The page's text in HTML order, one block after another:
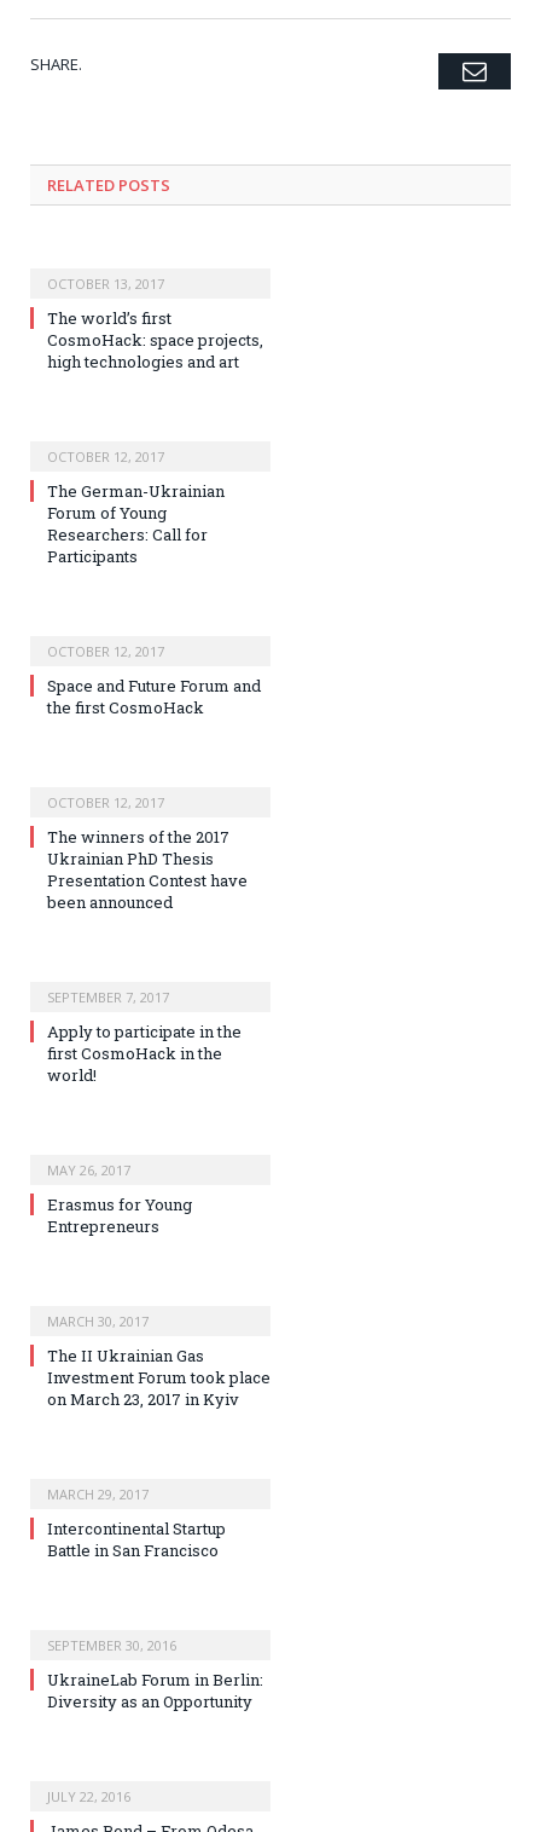
SHARE. Twitter
Facebook
Google+
Pinterest
LinkedIn
Tumblr
RELATED POSTS
OCTOBER 13, 2017
The world’s first
CosmoHack: space projects,
high technologies and art
OCTOBER 12, 2017
The German-Ukrainian
Forum of Young
Researchers: Call for
Participants
OCTOBER 12, 2017
Space and Future Forum and
the first CosmoHack
OCTOBER 12, 2017
The winners of the 2017
Ukrainian PhD Thesis
Presentation Contest have
been announced
SEPTEMBER 7, 2017
Apply to participate in the
first CosmoHack in the
world!
MAY 26, 2017
Erasmus for Young
Entrepreneurs
MARCH 30, 2017
The II Ukrainian Gas
Investment Forum took place
on March 23, 2017 in Kyiv
MARCH 29, 2017
Intercontinental Startup
Battle in San Francisco
SEPTEMBER 30, 2016
UkraineLab Forum in Berlin:
Diversity as an Opportunity
JULY 22, 2016